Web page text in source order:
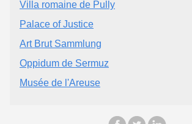
Villa romaine de Pully
Palace of Justice
Art Brut Sammlung
Oppidum de Sermuz
Musée de l'Areuse